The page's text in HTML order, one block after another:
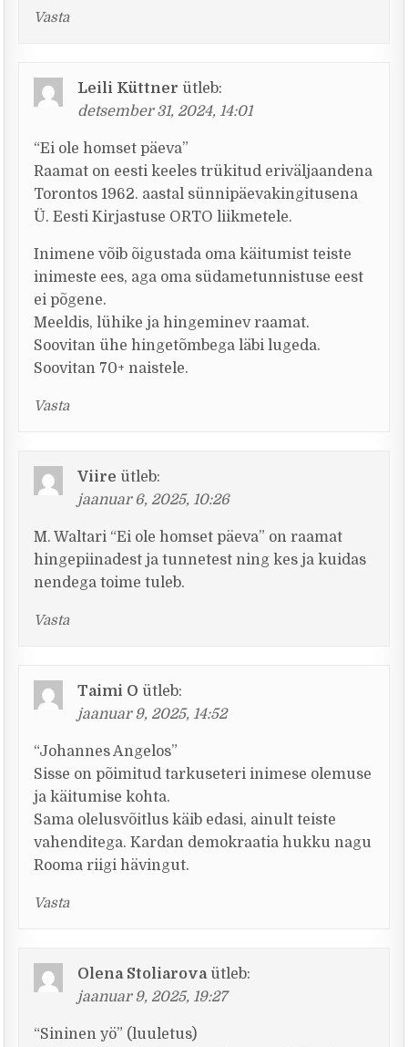
Vasta
Leili Küttner ütleb:
detsember 31, 2024, 14:01
“Ei ole homset päeva”
Raamat on eesti keeles trükitud eriväljaandena
Torontos 1962. aastal sünnipäevakingitusena
Ü. Eesti Kirjastuse ORTO liikmetele.
Inimene võib õigustada oma käitumist teiste
inimeste ees, aga oma südametunnistuse eest
ei põgene.
Meeldis, lühike ja hingeminev raamat.
Soovitan ühe hingetõmbega läbi lugeda.
Soovitan 70+ naistele.
Vasta
Viire ütleb:
jaanuar 6, 2025, 10:26
M. Waltari “Ei ole homset päeva” on raamat
hingepiinadest ja tunnetest ning kes ja kuidas
nendega toime tuleb.
Vasta
Taimi O ütleb:
jaanuar 9, 2025, 14:52
“Johannes Angelos”
Sisse on põimitud tarkuseteri inimese olemuse
ja käitumise kohta.
Sama olelusvõitlus käib edasi, ainult teiste
vahenditega. Kardan demokraatia hukku nagu
Rooma riigi hävingut.
Vasta
Olena Stoliarova ütleb:
jaanuar 9, 2025, 19:27
“Sininen yö” (luuletus)